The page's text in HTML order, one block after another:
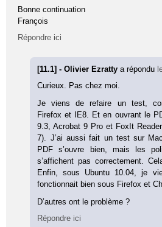
Bonne continuation
François
Répondre ici
[11.1] - Olivier Ezrattya répondu
Curieux. Pas chez moi.
Je viens de refaire un test,
Firefox et IE8. Et en ouvrant le
9.3, Acrobat 9 Pro et FoxIt
7). J’ai aussi fait un test sur
PDF s’ouvre bien, mais les
s’affichent pas correctement.
Enfin, sous Ubuntu 10.04, je
fonctionnait bien sous Firefox et
D’autres ont le problème ?
Répondre ici